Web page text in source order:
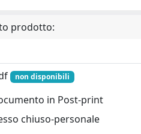
prodotto:
non disponibili
in Post-print
chiuso-personale